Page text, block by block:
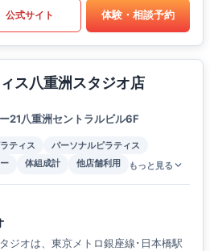
公式サイト 体験・相談予約
ス八重洲スタジオ店
21八重洲セントラルビル6F
ティス
パーソナルピラティス
体組成計 他店舗利用 もっと見る
ジオは、東京メトロ銀座線･日本橋駅